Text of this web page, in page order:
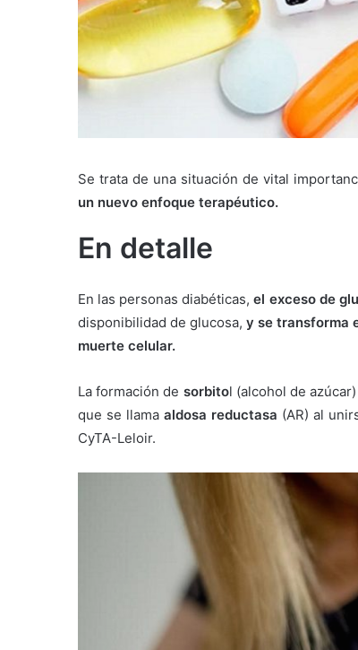
Se trata de una situación de vital
un nuevo enfoque terapéutico.
En detalle
En las personas diabéticas,el exceso de
disponibilidad de glucosa, y se transforma
muerte celular.
La formación de sorbitol (alcohol de
que se llama aldosa reductasa (AR) al
CyTA-Leloir.